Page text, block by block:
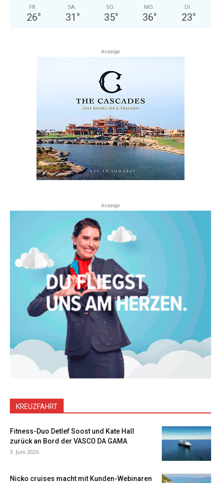
FR.
26°
SA.
31 °
SO.
35°
MO.
36°
DI.
23°
Anzeige
Anzeige
KREUZFAHRT
Fitness-Duo Detlef Soost und Kate Hall
zurück an Bord der VASCO DA GAMA
3. Juni 2026
Nicko cruises macht mit Kunden-Webinaren